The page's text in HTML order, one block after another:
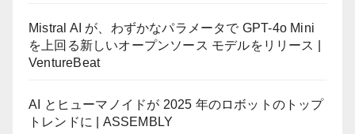
Mistral AI が、わずかなパラメータで GPT-4o Mini
を上回る新しいオープンソース モデルをリリース |
VentureBeat
AI とヒューマノイドが 2025 年のロボットのトップ
トレンドに | ASSEMBLY